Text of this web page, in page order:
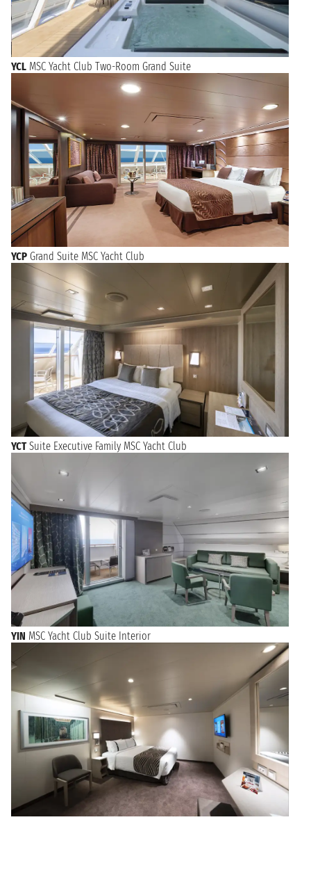
YCL MSC Yacht Club Two-Room Grand Suite
YCP Grand Suite MSC Yacht Club
YCT Suite Executive Family MSC Yacht Club
YIN MSC Yacht Club Suite Interior